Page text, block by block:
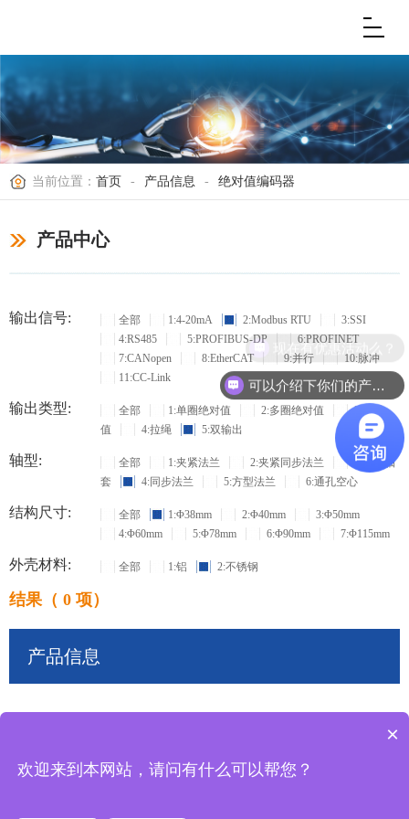
当前位置： 首页 - 产品信息 - 绝对值编码器
产品中心
输出信号: 全部 1:4-20mA 2:Modbus RTU
3:SSI
4:RS485
5:PROFIBUS-DP
6:PROFINET
7:CANopen
8:EtherCAT 9:并行
10:脉冲
11:CC-Link
输出类型: 全部 1:单圈绝对值 2:多圈绝对值
3:增量
值
4:拉绳 5:双输出
轴型: 全部 1:夹紧法兰 2:夹紧同步法兰
3:盲孔轴
套
4:同步法兰 5:方型法兰 6:通孔空心
结构尺寸: 全部 1:Φ38mm 2:Φ40mm
3:Φ50mm
4:Φ60mm
5:Φ78mm 6:Φ90mm 7:Φ115mm
外壳材料: 全部 1:铝 2:不锈钢
结果（ 0 项）
产品信息
可以介绍下你们的产品么？
现在有优惠活动么？
×
欢迎来到本网站，请问有什么可以帮您？